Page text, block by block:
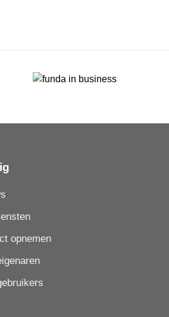
opnemen